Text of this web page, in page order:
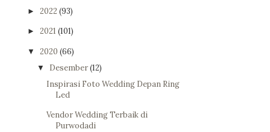
► 2022 (93)
► 2021 (101)
▼ 2020 (66)
▼ Desember(12)
Inspirasi Foto Wedding Depan Ring
Led
Vendor Wedding Terbaik di
Purwodadi